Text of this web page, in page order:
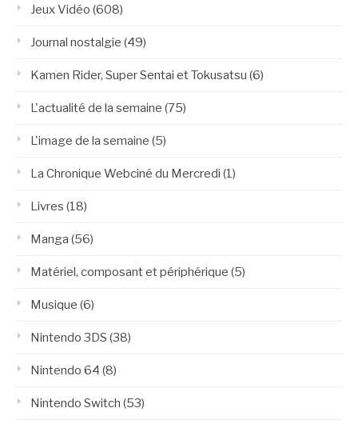
Jeux Vidéo (608)
Journal nostalgie (49)
Kamen Rider, Super Sentai et Tokusatsu (6)
L'actualité de la semaine (75)
L'image de la semaine (5)
La Chronique Webciné du Mercredi (1)
Livres (18)
Manga (56)
Matériel, composant et périphérique (5)
Musique (6)
Nintendo 3DS (38)
Nintendo 64 (8)
Nintendo Switch (53)